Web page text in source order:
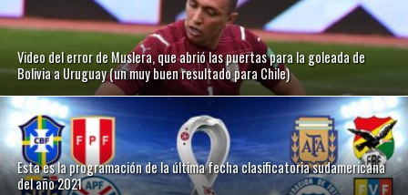
Video del error de Muslera, que abrió las puertas para la goleada de
Bolivia a Uruguay (un muy buen resultado para Chile)
Esta es la programación de la última fecha clasificatoria sudamericana
del año 2021